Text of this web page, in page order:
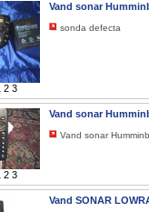
2 3
Vand sonar
sonda defecta
2 3
Vand sonar
Vand sonar
Vand SONAR